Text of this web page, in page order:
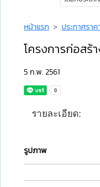
หน้าแรก ประกาศรา
โครงการก่อสร้
5 ก.พ. 2561
รายละเอียด:
รูปภาพ